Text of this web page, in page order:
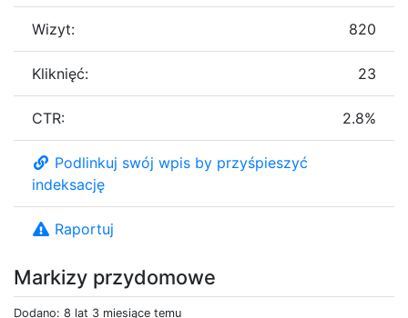
Markizy przydomowe
Dodano: 8 lat 3 miesiące temu
Wizyt: 820
Kliknięć: 23
CTR: 2.8%
Podlinkuj swój wpis by przyśpieszyć
indeksację
Raportuj